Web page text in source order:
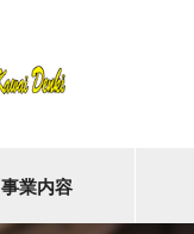
事業内容